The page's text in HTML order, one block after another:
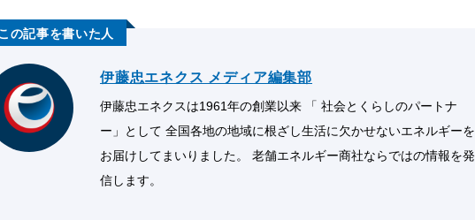
伊藤忠エネクス メディア編集部
伊藤忠エネクスは1961年の創業以来 「 社会とくらしのパートナ
ー」として 全国各地の地域に根ざし生活に欠かせないエネルギーを
お届けしてまいりました。 老舗エネルギー商社ならではの情報を発
信します。